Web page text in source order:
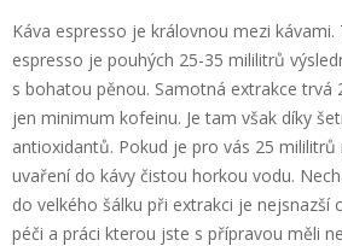
Káva espresso je královnou mezi kávami.
espresso je pouhých 25-35 mililitrů
s bohatou pěnou. Samotná extrakce trvá
jen minimum kofeinu. Je tam však díky
antioxidantů. Pokud je pro vás 25
uvaření do kávy čistou horkou vodu.
do velkého šálku při extrakci je nejsnazší
péči a práci kterou jste s přípravou měli